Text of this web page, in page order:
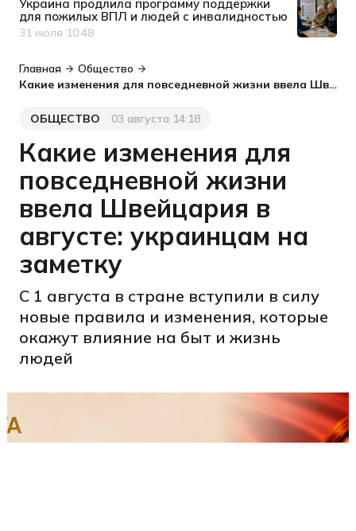
Украина продлила программу поддержки
для пожилых ВПЛ и людей с инвалидностью
Дата публикации
31 июля 10:48
Главная
Общество
Какие изменения для повседневной жизни ввела Швейцария в августе: украинцам на заметку
Категория
ОБЩЕСТВО
Дата публикации03 августа 14:18
Какие изменения для
повседневной жизни
ввела Швейцария в
августе: украинцам на
заметку
С 1 августа в стране вступили в силу
новые правила и изменения, которые
окажут влияние на быт и жизнь
людей